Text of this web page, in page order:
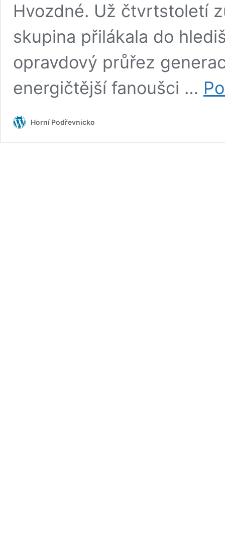
Hvozdné. Už čtvrtstoletí
skupina přilákala do
opravdový průřez
energičtější fanoušci …
Horní Podřevnicko